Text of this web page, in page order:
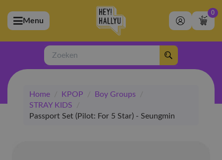
(Artiesten)
(Merchandise)
(Exclusive)
(Winkel)
Menu
0
Zoeken
Home / KPOP / Boy Groups
/
STRAY KIDS
/
Passport Set (Pilot: For 5 Star) - Seungmin